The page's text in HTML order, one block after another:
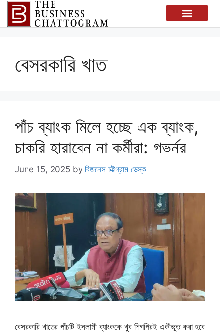
বেসরকারি খাত
পাঁচ ব্যাংক মিলে হচ্ছে এক ব্যাংক,
চাকরি হারাবেন না কর্মীরা: গভর্নর
June 15, 2025 by বিজনেস চট্টগ্রাম ডেস্ক
বেসরকারি খাতের পাঁচটি ইসলামী ব্যাংককে খুব শিগগিরই একীভূত করা হবে